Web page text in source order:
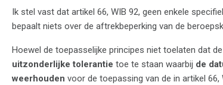
Ik stel vast dat artikel 66, WIB 92, geen enkele
bepaalt niets over de aftrekbeperking van de
Hoewel de toepasselijke principes niet toelaten dat
uitzonderlijke tolerantie toe te staan waarbij de
weerhouden voor de toepassing van de in artikel